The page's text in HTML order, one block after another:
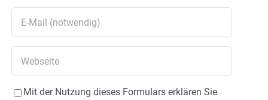
Mit der Nutzung dieses Formulars erklären Sie